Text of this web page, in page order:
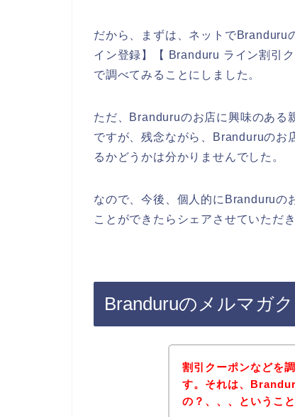
だから、まずは、ネットでBranduru
イン登録】【 Branduru ライン割引
で調べてみることにしました。
ただ、Branduruのお店に興味のある
ですが、残念ながら、Branduruのお
るかどうかは分かりませんでした。
なので、今後、個人的にBranduruの
ことができたらシェアさせていただ
Branduruのメルマガ
割引クーポンなどを
す。それは、
の？、、、ということ